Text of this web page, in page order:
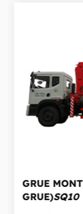
GRUE
GRUE)SQ10